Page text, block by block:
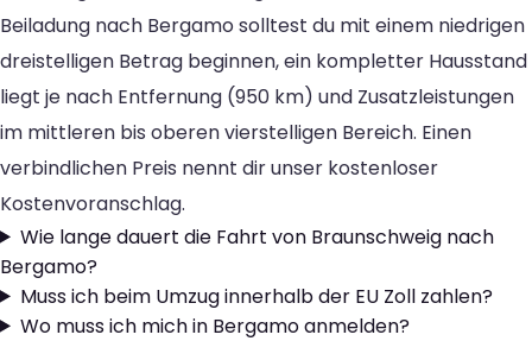
Beiladung nach Bergamo solltest du mit einem niedrigen
dreistelligen Betrag beginnen, ein kompletter Hausstand
liegt je nach Entfernung (950 km) und Zusatzleistungen
im mittleren bis oberen vierstelligen Bereich. Einen
verbindlichen Preis nennt dir unser kostenloser
Kostenvoranschlag.
Wie lange dauert die Fahrt von Braunschweig nach
Bergamo?
Muss ich beim Umzug innerhalb der EU Zoll zahlen?
Wo muss ich mich in Bergamo anmelden?